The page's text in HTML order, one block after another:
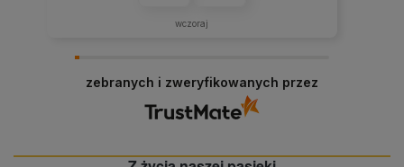
wczoraj
zebranych i zweryfikowanych przez